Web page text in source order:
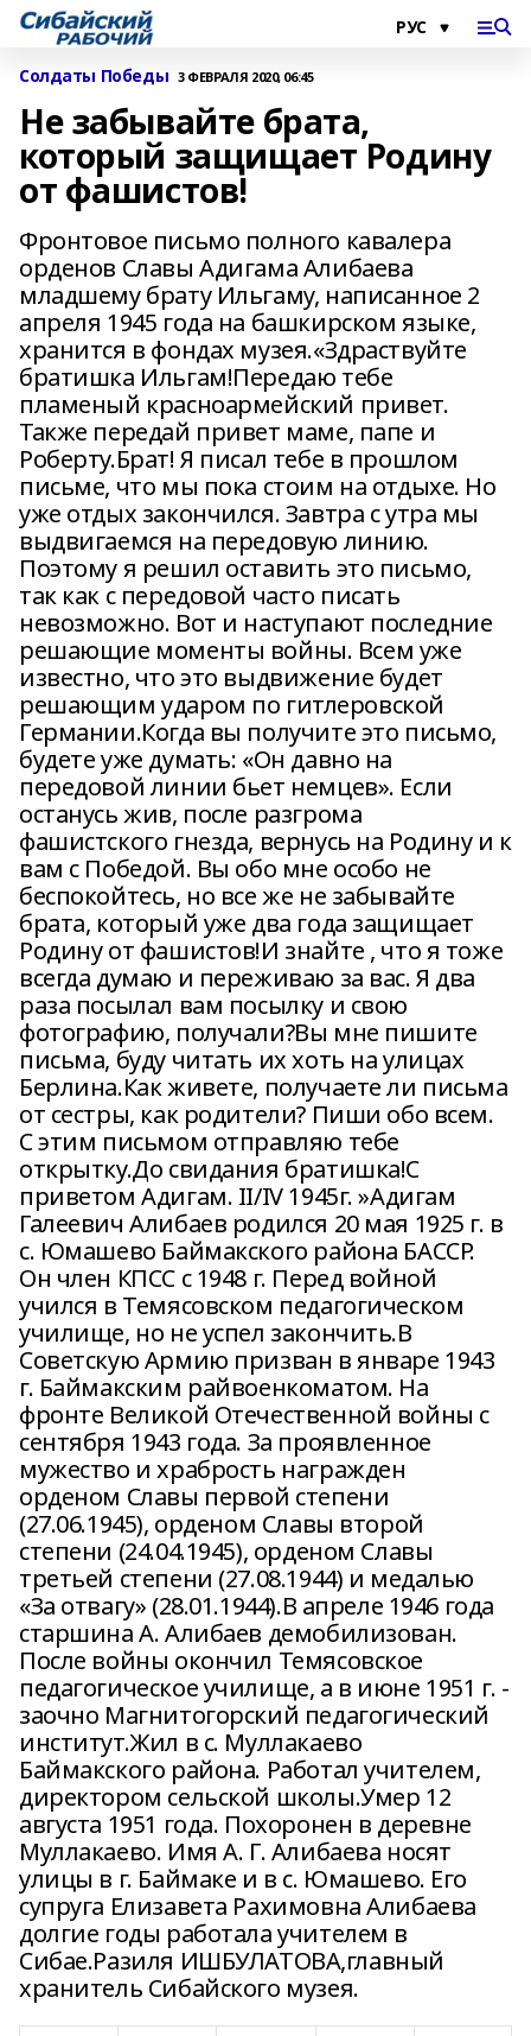
Солдаты Победы 3 ФЕВРАЛЯ 2020, 06:45
Не забывайте брата,
который защищает Родину
от фашистов!
Фронтовое письмо полного кавалера
орденов Славы Адигама Алибаева
младшему брату Ильгаму, написанное 2
апреля 1945 года на башкирском языке,
хранится в фондах музея.«Здраствуйте
братишка Ильгам!Передаю тебе
пламеный красноармейский привет.
Также передай привет маме, папе и
Роберту.Брат! Я писал тебе в прошлом
письме, что мы пока стоим на отдыхе. Но
уже отдых закончился. Завтра с утра мы
выдвигаемся на передовую линию.
Поэтому я решил оставить это письмо,
так как с передовой часто писать
невозможно. Вот и наступают последние
решающие моменты войны. Всем уже
известно, что это выдвижение будет
решающим ударом по гитлеровской
Германии.Когда вы получите это письмо,
будете уже думать: «Он давно на
передовой линии бьет немцев». Если
останусь жив, после разгрома
фашистского гнезда, вернусь на Родину и к
вам с Победой. Вы обо мне особо не
беспокойтесь, но все же не забывайте
брата, который уже два года защищает
Родину от фашистов!И знайте , что я тоже
всегда думаю и переживаю за вас. Я два
раза посылал вам посылку и свою
фотографию, получали?Вы мне пишите
письма, буду читать их хоть на улицах
Берлина.Как живете, получаете ли письма
от сестры, как родители? Пиши обо всем.
С этим письмом отправляю тебе
открытку.До свидания братишка!С
приветом Адигам. II/IV 1945г. »Адигам
Галеевич Алибаев родился 20 мая 1925 г. в
с. Юмашево Баймакского района БАССР.
Он член КПСС с 1948 г. Перед войной
учился в Темясовском педагогическом
училище, но не успел закончить.В
Советскую Армию призван в январе 1943
г. Баймакским райвоенкоматом. На
фронте Великой Отечественной войны с
сентября 1943 года. За проявленное
мужество и храбрость награжден
орденом Славы первой степени
(27.06.1945), орденом Славы второй
степени (24.04.1945), орденом Славы
третьей степени (27.08.1944) и медалью
«За отвагу» (28.01.1944).В апреле 1946 года
старшина А. Алибаев демобилизован.
После войны окончил Темясовское
педагогическое училище, а в июне 1951 г. -
заочно Магнитогорский педагогический
институт.Жил в с. Муллакаево
Баймакского района. Работал учителем,
директором сельской школы.Умер 12
августа 1951 года. Похоронен в деревне
Муллакаево. Имя А. Г. Алибаева носят
улицы в г. Баймаке и в с. Юмашево. Его
супруга Елизавета Рахимовна Алибаева
долгие годы работала учителем в
Сибае.Разиля ИШБУЛАТОВА,главный
хранитель Сибайского музея.